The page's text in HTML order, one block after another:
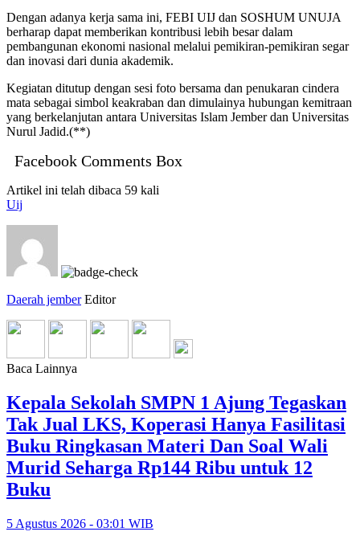
Dengan adanya kerja sama ini, FEBI UIJ dan SOSHUM UNUJA
berharap dapat memberikan kontribusi lebih besar dalam
pembangunan ekonomi nasional melalui pemikiran-pemikiran segar
dan inovasi dari dunia akademik.
Kegiatan ditutup dengan sesi foto bersama dan penukaran cindera
mata sebagai simbol keakraban dan dimulainya hubungan kemitraan
yang berkelanjutan antara Universitas Islam Jember dan Universitas
Nurul Jadid.(**)
Facebook Comments Box
Artikel ini telah dibaca 59 kali
Uij
Daerah jember Editor
Baca Lainnya
Kepala Sekolah SMPN 1 Ajung Tegaskan
Tak Jual LKS, Koperasi Hanya Fasilitasi
Buku Ringkasan Materi Dan Soal Wali
Murid Seharga Rp144 Ribu untuk 12
Buku
5 Agustus 2026 - 03:01 WIB